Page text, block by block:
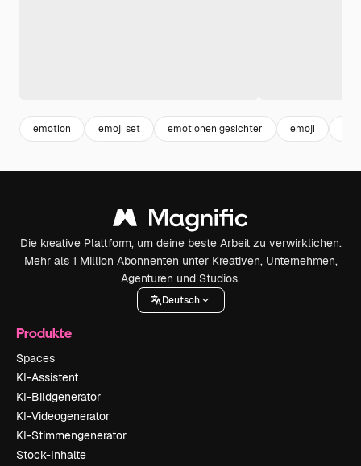
emotion emoji set emotionen gesichter emoji
Die kreative Plattform, um deine beste Arbeit zu verwirklichen.
Mehr als 1 Million Abonnenten unter Kreativen, Unternehmen,
Agenturen und Studios.
Deutsch
Produkte
Spaces
KI-Assistent
KI-Bildgenerator
KI-Videogenerator
KI-Stimmengenerator
Stock-Inhalte